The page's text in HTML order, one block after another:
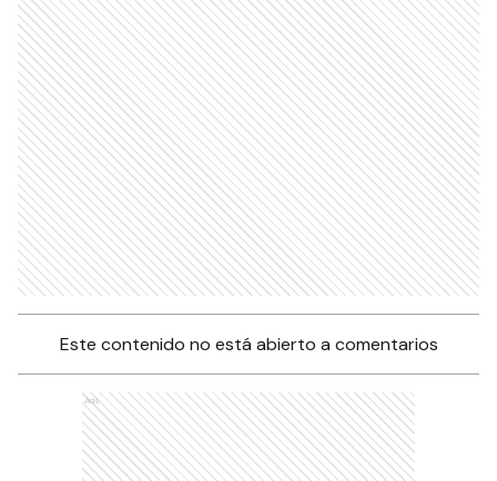
Este contenido no está abierto a comentarios
Ads